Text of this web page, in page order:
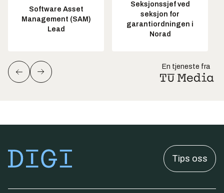
Software Asset
Management (SAM)
Lead
Seksjonssjef ved
seksjon for
garantiordningen i
Norad
En tjeneste fra
Tips oss